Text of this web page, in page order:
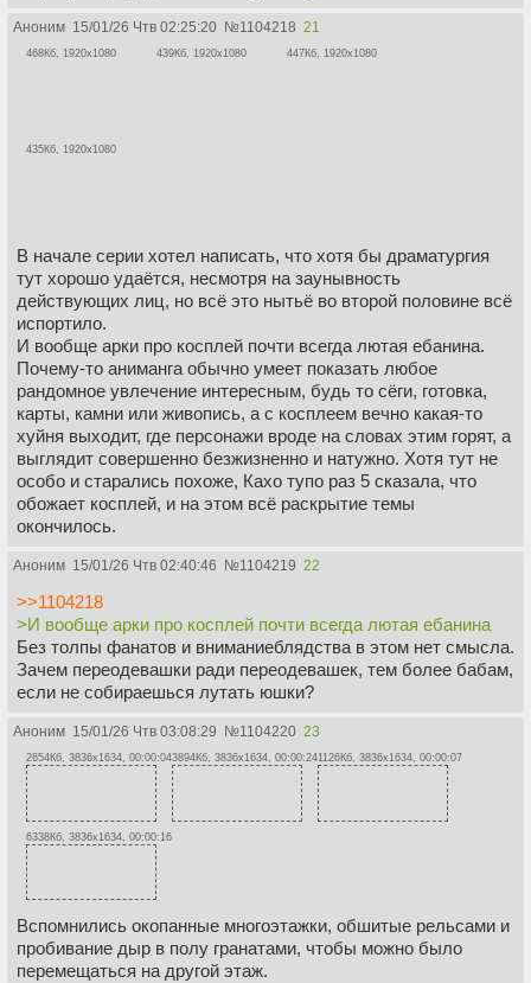
Аноним 15/01/26 Чтв 02:25:20 №1104218 21
468Кб, 1920x1080 439Кб, 1920x1080 447Кб, 1920x1080
435Кб, 1920x1080
В начале серии хотел написать, что хотя бы драматургия
тут хорошо удаётся, несмотря на заунывность
действующих лиц, но всё это нытьё во второй половине всё
испортило.
И вообще арки про косплей почти всегда лютая ебанина.
Почему-то аниманга обычно умеет показать любое
рандомное увлечение интересным, будь то сёги, готовка,
карты, камни или живопись, а с косплеем вечно какая-то
хуйня выходит, где персонажи вроде на словах этим горят, а
выглядит совершенно безжизненно и натужно. Хотя тут не
особо и старались похоже, Кахо тупо раз 5 сказала, что
обожает косплей, и на этом всё раскрытие темы
окончилось.
Аноним 15/01/26 Чтв 02:40:46 №1104219 22
>>1104218
>И вообще арки про косплей почти всегда лютая ебанина
Без толпы фанатов и вниманиеблядства в этом нет смысла.
Зачем переодевашки ради переодевашек, тем более бабам,
если не собираешься лутать юшки?
Аноним 15/01/26 Чтв 03:08:29 №1104220 23
2654Кб, 3836x1634, 00:00:043894Кб, 3836x1634, 00:00:241126Кб, 3836x1634, 00:00:07
6338Кб, 3836x1634, 00:00:16
Вспомнились окопанные многоэтажки, обшитые рельсами и
пробивание дыр в полу гранатами, чтобы можно было
перемещаться на другой этаж.